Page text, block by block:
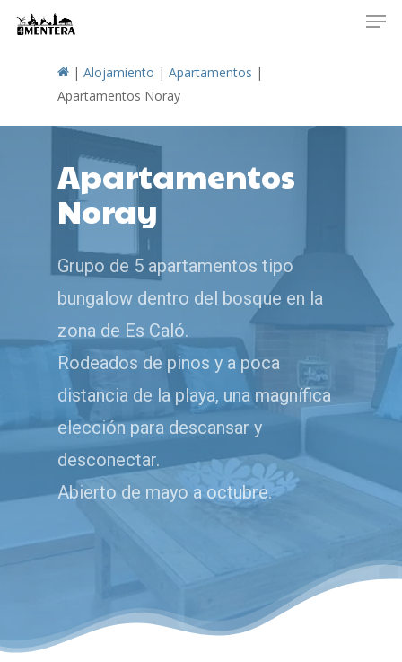
| Alojamiento | Apartamentos |
Apartamentos Noray
Apartamentos
Noray
Grupo de 5 apartamentos tipo
bungalow dentro del bosque en la
zona de Es Caló.
Rodeados de pinos y a poca
distancia de la playa, una magnífica
elección para descansar y
desconectar.
Abierto de mayo a octubre.